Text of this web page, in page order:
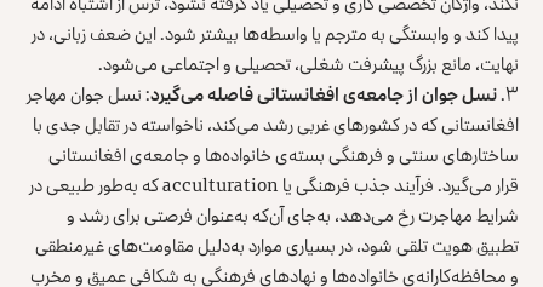
پیدا کند و وابستگی به مترجم یا واسطه‌ها بیشتر شود. این ضعف زبانی، در
نهایت، مانع بزرگ پیشرفت شغلی، تحصیلی و اجتماعی می‌شود.
۳. نسل جوان از جامعه‌ی افغانستانی فاصله می‌گیرد: نسل جوان مهاجر
افغانستانی که در کشورهای غربی رشد می‌کند، ناخواسته در تقابل جدی با
ساختارهای سنتی و فرهنگی بسته‌ی خانواده‌ها و جامعه‌ی افغانستانی
قرار می‌گیرد. فرآیند جذب فرهنگی یا acculturation که به‌طور طبیعی در
شرایط مهاجرت رخ می‌دهد، به‌جای آن‌که به‌عنوان فرصتی برای رشد و
تطبیق هویت تلقی شود، در بسیاری موارد به‌دلیل مقاومت‌های غیرمنطقی
و محافظه‌کارانه‌ی خانواده‌ها و نهادهای فرهنگی به شکافی عمیق و مخرب